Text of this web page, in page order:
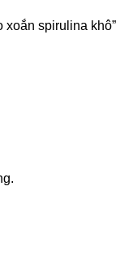
spirulina khô”